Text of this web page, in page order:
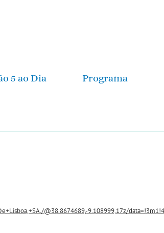
5 ao Dia Programa
@38.8674689,-9.108999,17z/